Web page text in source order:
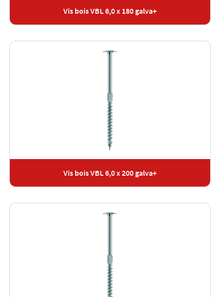
Vis bois VBL 6,0 x 180 galva+
Vis bois VBL 6,0 x 200 galva+